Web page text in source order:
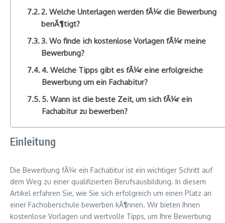
2. Welche Unterlagen werden fÃ¼r die Bewerbung
benÃ¶tigt?
3. Wo finde ich kostenlose Vorlagen fÃ¼r meine
Bewerbung?
4. Welche Tipps gibt es fÃ¼r eine erfolgreiche
Bewerbung um ein Fachabitur?
5. Wann ist die beste Zeit, um sich fÃ¼r ein
Fachabitur zu bewerben?
Einleitung
Die Bewerbung fÃ¼r ein Fachabitur ist ein wichtiger Schritt auf
dem Weg zu einer qualifizierten Berufsausbildung. In diesem
Artikel erfahren Sie, wie Sie sich erfolgreich um einen Platz an
einer Fachoberschule bewerben kÃ¶nnen. Wir bieten Ihnen
kostenlose Vorlagen und wertvolle Tipps, um Ihre Bewerbung